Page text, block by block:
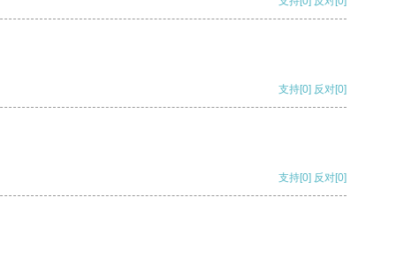
支持[0] 反对[0]
支持[0] 反对[0]